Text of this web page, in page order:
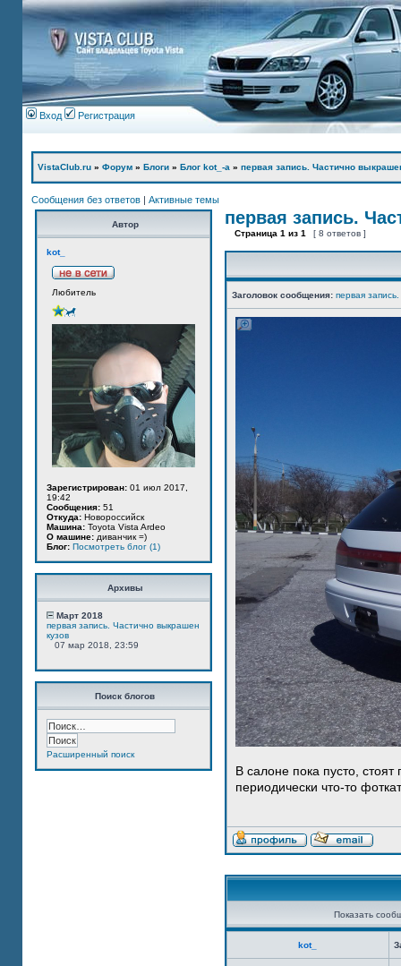
Вход Регистрация
VistaClub.ru » Форум » Блоги » Блог kot_-а » первая запись. Частично
Сообщения без ответов | Активные темы
Автор
kot_
Любитель
Зарегистрирован: 01 июл 2017,
19:42
Сообщения: 51
Откуда: Новороссийск
Машина: Toyota Vista Ardeo
О машине: диванчик =)
Блог: Посмотреть блог (1)
Архивы
Март 2018
первая запись. Частично выкрашен
кузов
07 мар 2018, 23:59
Поиск блогов
Расширенный поиск
первая запись.
Страница 1 из 1 [ 8 ответов ]
Заголовок сообщения: первая
В салоне пока пусто,
периодически что-то
Показать
kot_